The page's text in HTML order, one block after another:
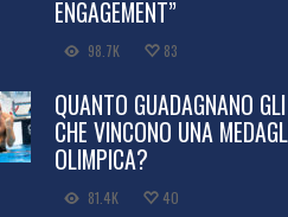
ENGAGEMENT”
98.7K 83
QUANTO GUADAGNANO
CHE VINCONO UNA
OLIMPICA?
81.4K 40